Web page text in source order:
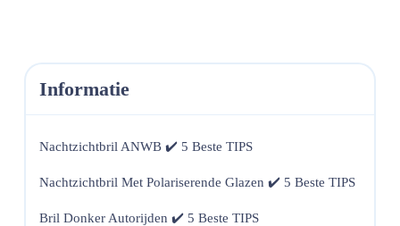
Informatie
Nachtzichtbril ANWB ✔️ 5 Beste TIPS
Nachtzichtbril Met Polariserende Glazen ✔️ 5 Beste TIPS
Bril Donker Autorijden ✔️ 5 Beste TIPS